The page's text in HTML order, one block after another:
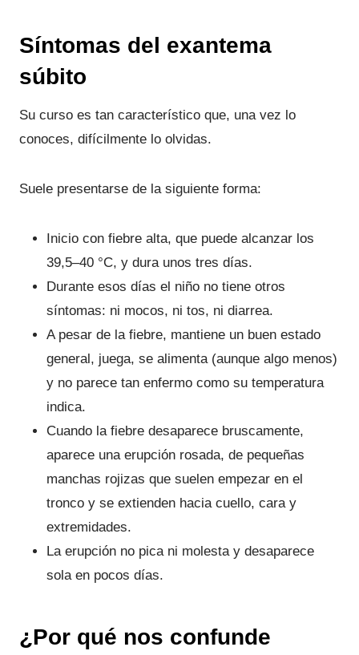
Síntomas del exantema
súbito
Su curso es tan característico que, una vez lo
conoces, difícilmente lo olvidas.
Suele presentarse de la siguiente forma:
Inicio con fiebre alta, que puede alcanzar los
39,5–40 °C, y dura unos tres días.
Durante esos días el niño no tiene otros
síntomas: ni mocos, ni tos, ni diarrea.
A pesar de la fiebre, mantiene un buen estado
general, juega, se alimenta (aunque algo menos)
y no parece tan enfermo como su temperatura
indica.
Cuando la fiebre desaparece bruscamente,
aparece una erupción rosada, de pequeñas
manchas rojizas que suelen empezar en el
tronco y se extienden hacia cuello, cara y
extremidades.
La erupción no pica ni molesta y desaparece
sola en pocos días.
¿Por qué nos confunde